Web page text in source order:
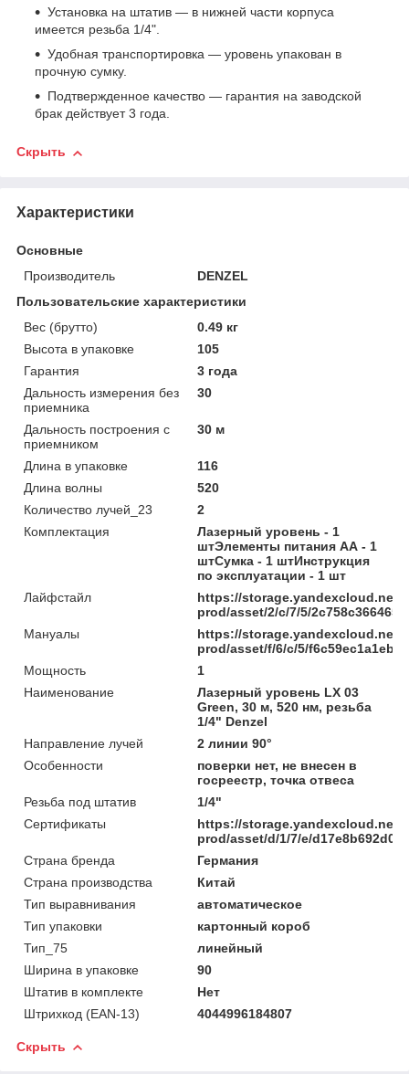
Установка на штатив — в нижней части корпуса
имеется резьба 1/4".
Удобная транспортировка — уровень упакован в
прочную сумку.
Подтвержденное качество — гарантия на заводской
брак действует 3 года.
Скрыть
Характеристики
Основные
Производитель
DENZEL
Пользовательские характеристики
Вес (брутто)
0.49 кг
Высота в упаковке
105
Гарантия
3 года
Дальность измерения без
приемника
30
Дальность построения с
приемником
30 м
Длина в упаковке
116
Длина волны
520
Количество лучей_23
2
Комплектация
Лазерный уровень - 1
штЭлементы питания АА - 1
штСумка - 1 штИнструкция
по эксплуатации - 1 шт
Лайфстайл
https://storage.yandexcloud.net/
prod/asset/2/c/7/5/
Мануалы
https://storage.yandexcloud.net/
prod/asset/f/6/c/5/
Мощность
1
Наименование
Лазерный уровень LX 03
Green, 30 м, 520 нм, резьба
1/4" Denzel
Направление лучей
2 линии 90°
Особенности
поверки нет, не внесен в
госреестр, точка отвеса
Резьба под штатив
1/4"
Сертификаты
https://storage.yandexcloud.net/
prod/asset/d/1/7/e/
Страна бренда
Германия
Страна производства
Китай
Тип выравнивания
автоматическое
Тип упаковки
картонный короб
Тип_75
линейный
Ширина в упаковке
90
Штатив в комплекте
Нет
Штрихкод (EAN-13)
4044996184807
Скрыть